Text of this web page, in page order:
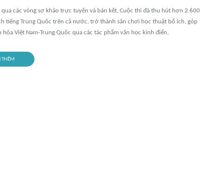
các vòng sơ khảo trực tuyến và bán kết, Cuộc thi đã thu hút hơn 2.600
tiếng Trung Quốc trên cả nước, trở thành sân chơi học thuật bổ ích, góp
Việt Nam-Trung Quốc qua các tác phẩm văn học kinh điển.
THÊM